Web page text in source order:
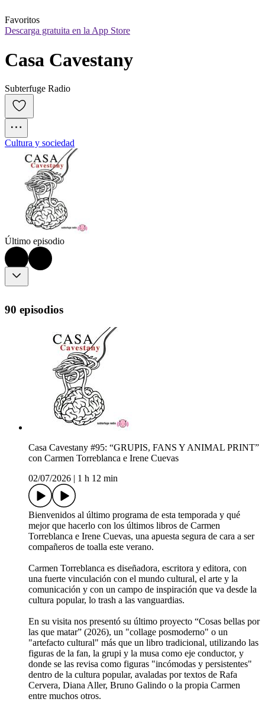
Favoritos
Descarga gratuita en la App Store
Casa Cavestany
Subterfuge Radio
Cultura y sociedad
Último episodio
90 episodios
Casa Cavestany #95: “GRUPIS, FANS Y ANIMAL PRINT”
con Carmen Torreblanca e Irene Cuevas
02/07/2026
1 h 12 min
Bienvenidos al último programa de esta temporada y qué
mejor que hacerlo con los últimos libros de Carmen
Torreblanca e Irene Cuevas, una apuesta segura de cara a ser
compañeros de toalla este verano.
Carmen Torreblanca es diseñadora, escritora y editora, con
una fuerte vinculación con el mundo cultural, el arte y la
comunicación y con un campo de inspiración que va desde la
cultura popular, lo trash a las vanguardias.
En su visita nos presentó su último proyecto “Cosas bellas por
las que matar” (2026), un "collage posmoderno" o un
"artefacto cultural" más que un libro tradicional, utilizando las
figuras de la fan, la grupi y la musa como eje conductor, y
donde se las revisa como figuras "incómodas y persistentes"
dentro de la cultura popular, avaladas por textos de Rafa
Cervera, Diana Aller, Bruno Galindo o la propia Carmen
entre muchos otros.